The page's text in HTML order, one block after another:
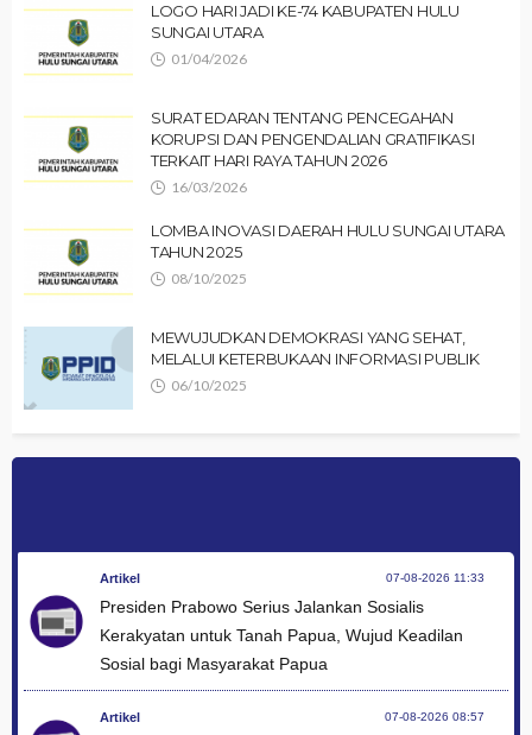
LOGO HARI JADI KE-74 KABUPATEN HULU
SUNGAI UTARA
01/04/2026
SURAT EDARAN TENTANG PENCEGAHAN
KORUPSI DAN PENGENDALIAN GRATIFIKASI
TERKAIT HARI RAYA TAHUN 2026
16/03/2026
LOMBA INOVASI DAERAH HULU SUNGAI UTARA
TAHUN 2025
08/10/2025
MEWUJUDKAN DEMOKRASI YANG SEHAT,
MELALUI KETERBUKAAN INFORMASI PUBLIK
06/10/2025
Artikel 07-08-2026 11:33
Presiden Prabowo Serius Jalankan Sosialis
Kerakyatan untuk Tanah Papua, Wujud Keadilan
Sosial bagi Masyarakat Papua
Artikel 07-08-2026 08:57